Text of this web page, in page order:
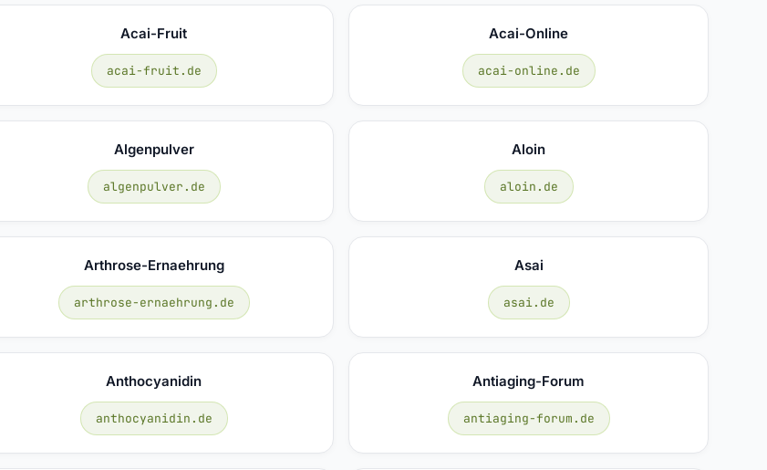
Acai-Fruit
acai-fruit.de
Acai-Online
acai-online.de
Algenpulver
algenpulver.de
Aloin
aloin.de
Arthrose-Ernaehrung
arthrose-ernaehrung.de
Asai
asai.de
Anthocyanidin
anthocyanidin.de
Antiaging-Forum
antiaging-forum.de